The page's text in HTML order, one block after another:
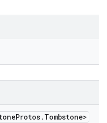
Protos. Tombstone>